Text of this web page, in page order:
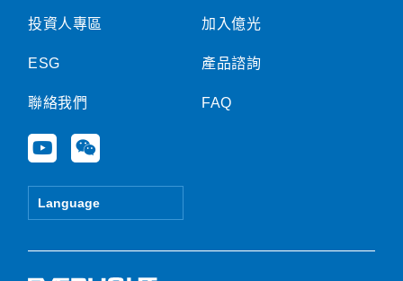
投資人專區
ESG
聯絡我們
Y
o
u
e
W
e
i
Language
加入億光
產品諮詢
FAQ